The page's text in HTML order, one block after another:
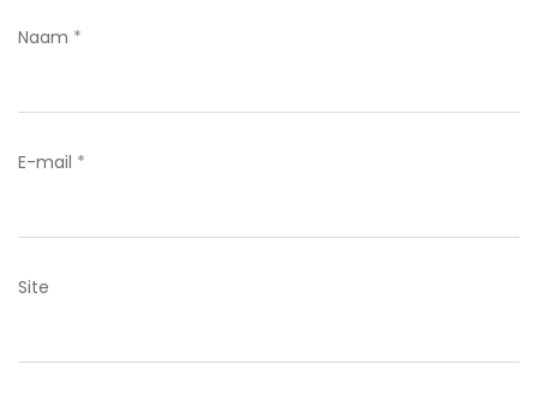
Naam *
E-mail *
Site